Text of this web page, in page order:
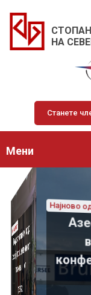
НА
Станете
Мени
Најново од комората
Преку конструктивен дијалог до
решенија што ги штитат бизнисот,
граѓаните и пазарот
23.07.2026
Најново од
Азески
врска
и